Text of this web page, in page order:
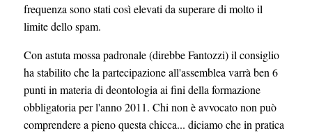
frequenza sono stati così elevati da superare di molto il
limite dello spam.
Con astuta mossa padronale (direbbe Fantozzi) il consiglio
ha stabilito che la partecipazione all'assemblea varrà ben 6
punti in materia di deontologia ai fini della formazione
obbligatoria per l'anno 2011. Chi non è avvocato non può
comprendere a pieno questa chicca... diciamo che in pratica